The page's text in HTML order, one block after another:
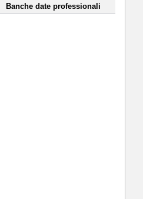
Banche date professionali